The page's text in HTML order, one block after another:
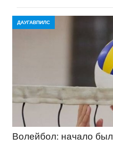
ДАУГАВПИЛС
Волейбол: начало